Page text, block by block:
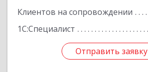
Клиентов на сопровождении
1С:Специалист
Отправить заявку
Отправить заявку